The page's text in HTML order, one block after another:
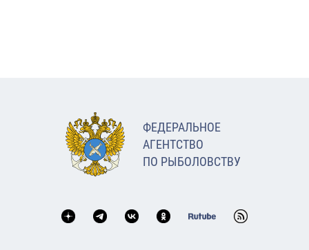
ФЕДЕРАЛЬНОЕ
АГЕНТСТВО
ПО РЫБОЛОВСТВУ